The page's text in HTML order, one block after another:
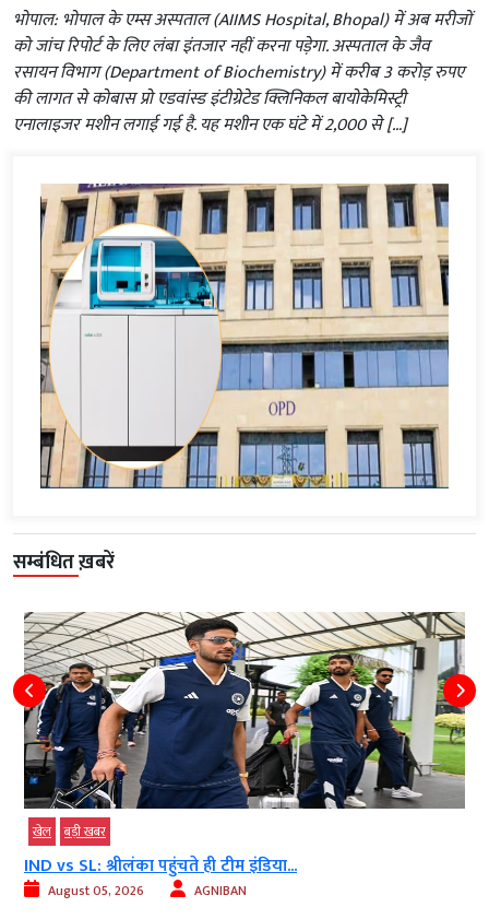
भोपाल: भोपाल के एम्स अस्पताल (AIIMS Hospital, Bhopal) में अब मरीजों
को जांच रिपोर्ट के लिए लंबा इंतजार नहीं करना पड़ेगा. अस्पताल के जैव
रसायन विभाग (Department of Biochemistry) में करीब 3 करोड़ रुपए
की लागत से कोबास प्रो एडवांस्ड इंटीग्रेटेड क्लिनिकल बायोकेमिस्ट्री
एनालाइजर मशीन लगाई गई है. यह मशीन एक घंटे में 2,000 से […]
सम्बंधित ख़बरें
खेल बड़ी खबर
IND vs SL: श्रीलंका पहुंचते ही टीम इंडिया...
August 05, 2026 AGNIBAN